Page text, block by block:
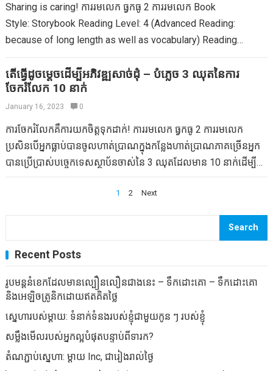
ក៏ដូចជាអតិសុខុមប្រាណ។ ប្រសិនបើវាមានភ្លៀងធ្លាក់ឬធ្លាក់ព្រិលស្រទាប់
កំពូលភ្នំដែលមានខ្យល់បក់ខ្លាំង (សំបកធន់នឹងទឹក) ដែលនឹងធ្វើឱ្យអ្នកស្ងួតក៏
ដូចជាបើកចំហរលើសក្តៅដើម្បីគេចចេញពីការរត់គេចខ្លួន។ កុំខកខានចងចាំ
បានប្រមូលផ្តុំទៅនឹងស្នូលរាងកាយរបស់អ្នកដោយបន្សល់ទុកដៃរបស់អ្នកក៏
ដូចជាជើងងាយនឹងញាក់ដើម្បីញាក់។ វិនិយោគលើស្រោមដៃក៏ដូចជាស្រោម
ជើងធ្វើពីក្រណាត់ wickric ដែលនឹងរក្សាដៃក៏ដូចជាជើងស្ងួតផងដែរក៏ដូចជា
ការកាន់កំដៅ។ ទិញមួយគូនៃការទប់ស្កាត់ខ្យល់មួយគូសម្រាប់ថ្ងៃត្រជាក់ជា
ពិសេស, ក៏ដូចជាកំពូលទាំងអស់ដែលបិទដោយមួកដែលគ្របដណ្តប់ត្រចៀក
របស់អ្នក។ ត្រូវប្រាកដថាឧបករណ៍ព្រិលគឺមិនជ្រាបទឹក។ នេះជាការពិតជា
ពិសេសសម្រាប់កុមារដែលអ្នកដែលចំណាយពេលជាច្រើនថ្ងៃរបស់ពួកគេក្នុង
ការប៉ះដោយផ្ទាល់ជាមួយវត្ថុសើមសើម។…
ខ្ញុំឃើញមនុស្សពិតជាវង្វេងណាស់នៅពេលធ្វើការចេញ។ រាងកាយរបស់អ្នក
មិនអាចទទួលបានការហាត់ប្រាណប្រកបដោយប្រសិទ្ធភាពខណៈពេលដែល
ការស្រែក! សារៈសំខាន់នៃការផ្តួលខ្លាញ់ថ្ងៃឈប់សម្រាកគឺការកែប្រែទម្លាប់
របស់អ្នកក៏ដូចជាធ្វើឱ្យភាពសប្បាយរីករាយខាងរាងកាយ។ នៅទីនេះគឺជា
ល្បែងកាយសម្បទារឹងមាំរបស់រាងកាយក៏ដូចជាកម្មវិធីដែលអ្នកអាចធ្វើបាន
កាឡាក់ស៊ីដែលមានកាឡូរីដែលកំពុងដុតបំផ្លាញកាឡូរី: គ្រាប់ឡុកឡាក់ញើស
រហ័ស: បច្ចុប្បន្នមាននៅលើ Stickstarter ដែលមានគ្រាប់ឡុកឡាក់ញើស
រហ័សអ្នកបានទទួលចូលទៅកាន់បន្សំការហាត់ប្រាណពិសេសចំនួន 462 ។
គ្រាន់តែក្រឡុកឡុកឡាក់ក៏ដូចជាអះអាងជាមួយមិត្តល្អដើម្បីក្លាយជាមនុស្ស
Sharing is caring! ការរមលេក ធ្វកធូ 2 ការរមលេក Book
Style: Storybook Reading Level: 4 (Advanced Reading:
because of long length as well as vocabulary) Reading
realistic as…
តើធ្វើដូចម្តេចដើម្បីអភិវឌ្ឍសាច់ដុំ – បំភ្លេច 3 ឈុតនៃការ
ចែករំលែក 10 នាក់
January 16, 2023 0
ការចែករំលែកគឺការយកចិត្តទុកដាក់! ការរមលេក ធ្វកធូ 2 ការរមលេក
ប្រសិនបើអ្នកធ្លាប់បានចូលហាត់ប្រាណក្នុងកន្លែងហាត់ប្រាណភាគច្រើនអ្នក
បានប្រើប្រាស់បច្ចេកទេសស្ថាប័នចាស់នៃ 3 ឈុតដែលមាន 10 នាក់ដើម្បី
មកវិញបន្ទាប់ពីមួយខែចាប់តាំងពីអ្នកមិនបានឃើញការកើនឡើងប្រភេទ
សាច់ដុំជម្រុញឱ្យមានទំហំអ្នកត្រូវតែបំបែកវាជាមុនសិន។ អ្នកនឹងមិនសម្រេច
បានទេដែលនឹងមានទំងន់ 3 ដុំដែលអ្នកអាចលើកបាន 10 ដង។ ប្រសិនបើ
អ្នកពិតជាចង់វិវត្តសាច់ដុំសូមសាកល្បងគ្រូបង្វឹកកាយសម្បទារឹងមាំរបស់
បច្ចេកទេសលោក Chad Waterbury អ្នកតស៊ូមតិក្នុងសៀវភៅរបស់គាត់
មានភាពប្រញាប់។ ដំបូងដំបូងខ្ញុំមានការងឿងឆ្ងល់ក្នុងការសាកល្បង
បច្ចេកទេសនេះដែលខ្ញុំរៀបនឹងរៀបរាប់, ទោះជាយ៉ាងណាឥឡូវនេះខ្ញុំគឺជា
អ្នកជឿពិត។ ប្រសិនបើអ្នកចង់ពន្លឿនកំណើនម៉ាសសាច់ដុំរបស់អ្នកសូម
សាកល្បងវិធីសាស្ត្រនេះ។ ដំបូងដំបូងជ្រើសរើសយកលំហាត់ដែលអ្នកចង់ធ្វើ
បន្ទាប់មករកឃើញទំងន់ដែលអ្នកអាចលើកបាន 6…
1 2 Next
Search
Recent Posts
រូបមន្តនំខេកដែលមានល្បឿនលឿនជាងនេះ – ទឹកដោះគោ – ទឹកដោះគោ
និងអេឡិចត្រូនិកដោយឥតគិតថ្លៃ
ស្នេហារបស់ម្តាយ: ទំនាក់ទំនងរបស់ខ្ញុំជាមួយកូន ៗ របស់ខ្ញុំ
សម្លឹងមើលរបស់អ្នកល្អបំផុតបន្ទាប់ពីទារក?
តំណភ្ជាប់ស្នេហា: ម្តាយ Inc, ជារៀងរាល់ថ្ងៃ